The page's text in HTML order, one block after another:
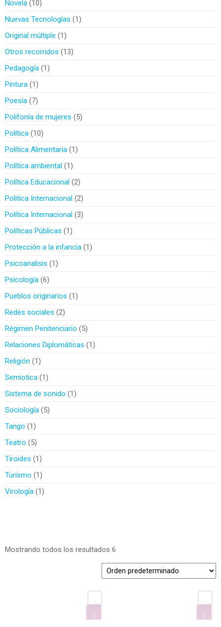
Novela 10
Nuevas Tecnologías
1
Original múltiple
1
Otros recorridos
13
Pedagogía 1
Pintura 1
Poesía 7
Polifonía de mujeres
5
Política 10
Política Alimentaria 1
Política ambiental 1
Política Educacional 2
Politica Internacional 2
Política Internacional 3
Políticas Públicas
1
Protección a la infancia 1
Psicoanalisis
1
Psicología 6
Pueblos originarios
1
Redes sociales 2
Régimen Penitenciario
5
Relaciones Diplomáticas
1
Religión
1
Semiotica 1
Sistema de sonido
1
Sociología 5
Tango
1
Teatro
5
Tiroides
1
Turismo
1
Virología 1
Mostrando todos los resultados 6